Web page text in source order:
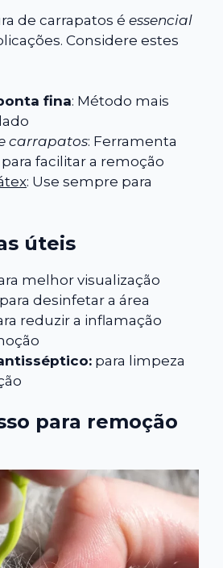
de carrapatos é essencial
Considere estes
fina: Método mais
carrapatos: Ferramenta
facilitar a remoção
: Use sempre para
úteis
melhor visualização
para desinfetar a área
reduzir a inflamação
para limpeza
para remoção